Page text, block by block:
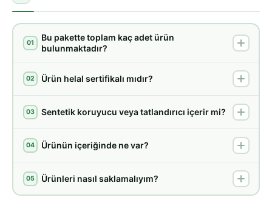
01
Bu pakette toplam kaç adet ürün
bulunmaktadır?
02 Ürün helal sertifikalı mıdır?
03 Sentetik koruyucu veya tatlandırıcı içerir mi?
04 Ürünün içeriğinde ne var?
05 Ürünleri nasıl saklamalıyım?